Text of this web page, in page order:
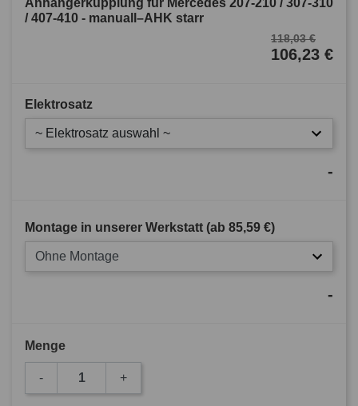
/ 407-410 - manuall–AHK starr
118,03 €
106,23 €
Elektrosatz
~ Elektrosatz auswahl ~
-
Montage in unserer Werkstatt (ab 85,59 €)
Ohne Montage
-
Menge
- +